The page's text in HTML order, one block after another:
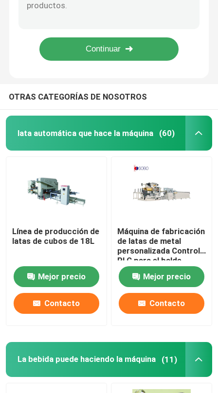
Cuadrado Tin Can Making Machine
Maquinaria fácil del extremo abierto
Torsión de la máquina del casquillo
Máquina de impresión usada
impresora digital automática
Máquina de capa de la hoja
Línea de corte de la bobina
Máquina de soldadura usada
OTRAS CATEGORÍAS DE NOSOTROS
lata automática que hace la máquina (60)
Línea de producción de
latas de cubos de 18L
Mejor precio
Contacto
Máquina de fabricación
de latas de metal
personalizada Control
PLC para el balde
Mejor precio
Contacto
La bebida puede haciendo la máquina (11)